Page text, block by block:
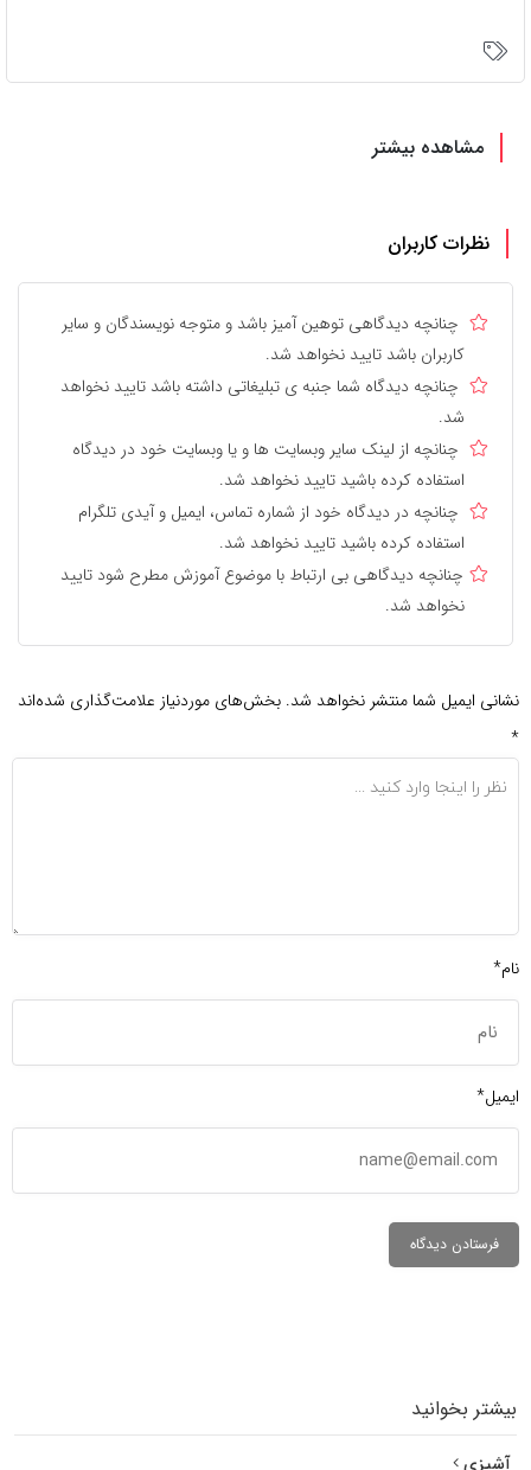
مشاهده بیشتر
نظرات کاربران
چنانچه دیدگاهی توهین آمیز باشد و متوجه نویسندگان و سایر
کاربران باشد تایید نخواهد شد.
چنانچه دیدگاه شما جنبه ی تبلیغاتی داشته باشد تایید نخواهد
شد.
چنانچه از لینک سایر وبسایت ها و یا وبسایت خود در دیدگاه
استفاده کرده باشید تایید نخواهد شد.
چنانچه در دیدگاه خود از شماره تماس، ایمیل و آیدی تلگرام
استفاده کرده باشید تایید نخواهد شد.
چنانچه دیدگاهی بی ارتباط با موضوع آموزش مطرح شود تایید
نخواهد شد.
نشانی ایمیل شما منتشر نخواهد شد. بخش‌های موردنیاز علامت‌گذاری شده‌اند
*
نام*
ایمیل*
بیشتر بخوانید
آشپزی